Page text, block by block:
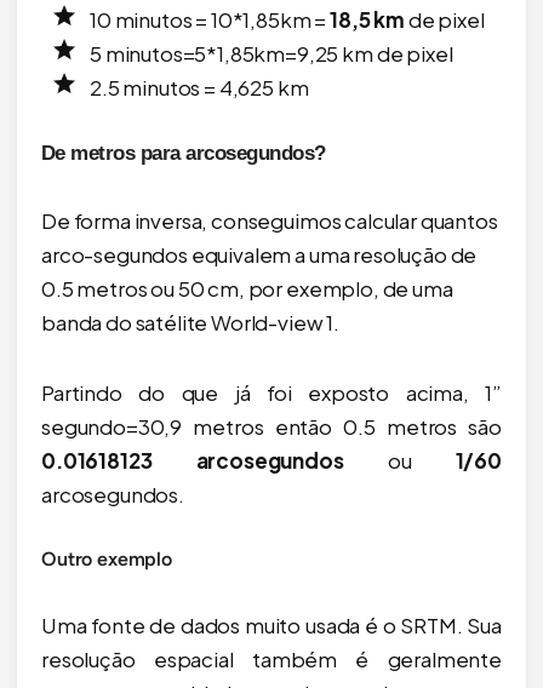
10 minutos = 10*1,85km =18,5 kmde pixel
5 minutos=5*1,85km=9,25 km de pixel
2.5 minutos = 4,625 km
De metros para arcosegundos?
De forma inversa, conseguimos calcular quantos
arco-segundos equivalem a uma resolução de
0.5 metros ou 50 cm, por exemplo, de uma
banda do satélite World-view 1.
Partindo do que já foi exposto acima, 1”
segundo=30,9 metros então 0.5 metros são
0.01618123 arcosegundosou 1/60
arcosegundos.
Outro exemplo
Uma fonte de dados muito usada é o SRTM. Sua
resolução espacial também é geralmente